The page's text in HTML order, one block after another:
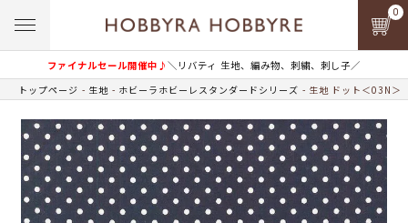
ファイナルセール開催中♪＼リバティ 生地、編み物、刺繍、刺し子／
0
トップページ 生地 ホビーラホビーレスタンダードシリーズ 生地 ドット＜03N＞